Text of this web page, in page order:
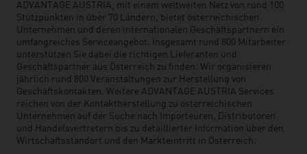
ADVANTAGE AUSTRIA, mit einem weltweiten Netz von rund 100
Stützpunkten in über 70 Ländern, bietet österreichischen
Unternehmen und deren internationalen Geschäftspartnern ein
umfangreiches Serviceangebot. Insgesamt rund 800 Mitarbeiter
unterstützen Sie dabei die richtigen Lieferanten und
Geschäftspartner aus Österreich zu finden. Wir organisieren
jährlich rund 800 Veranstaltungen zur Herstellung von
Geschäftskontakten. Weitere ADVANTAGE AUSTRIA Services
reichen von der Kontaktherstellung zu österreichischen
Unternehmen auf der Suche nach Importeuren, Distributoren
und Handelsvertretern bis zu detaillierter Information über den
Wirtschaftsstandort und den Markteintritt in Österreich.